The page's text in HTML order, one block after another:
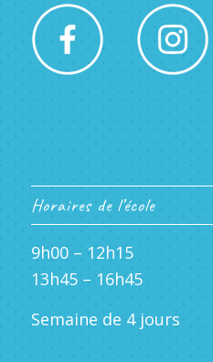
Horaires de l’école
9h00 – 12h15
13h45 – 16h45
Semaine de 4 jours